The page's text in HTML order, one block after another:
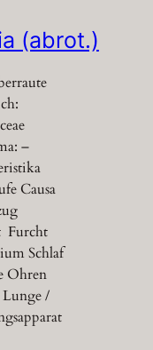
(abrot.)
–
Causa
Furcht
Schlaf
Ohren
/